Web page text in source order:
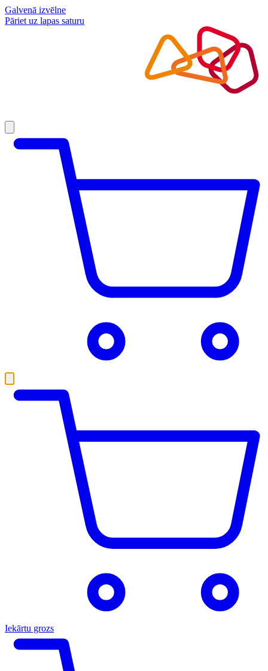
Galvenā izvēlne
Pāriet uz lapas saturu
Iekārtu grozs